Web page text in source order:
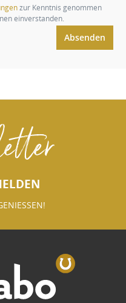
zur Kenntnis genommen
einverstanden.
Absenden